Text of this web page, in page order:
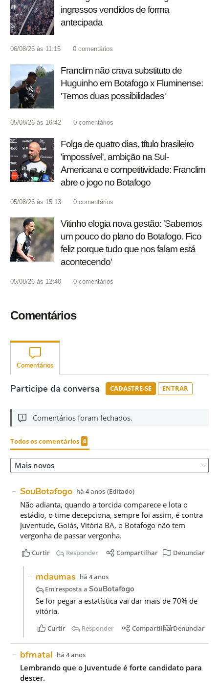
ingressos vendidos de forma
antecipada
06/08/26 às 11:15 0 comentários
Franclim não crava substituto de
Huguinho em Botafogo x Fluminense:
'Temos duas possibilidades'
05/08/26 às 16:42 0 comentários
Folga de quatro dias, título brasileiro
'impossível', ambição na Sul-
Americana e competitividade: Franclim
abre o jogo no Botafogo
05/08/26 às 15:13 0 comentários
Vitinho elogia nova gestão: 'Sabemos
um pouco do plano do Botafogo. Fico
feliz porque tudo que nos falam está
acontecendo'
05/08/26 às 12:40 0 comentários
Comentários